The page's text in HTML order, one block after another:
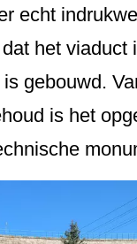
echt
het viaduct
gebouwd.
is het